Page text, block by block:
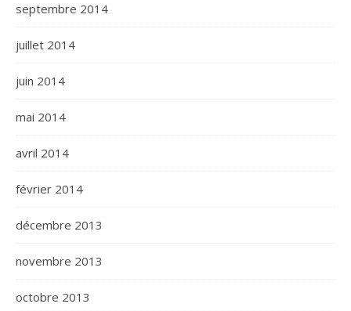
septembre 2014
juillet 2014
juin 2014
mai 2014
avril 2014
février 2014
décembre 2013
novembre 2013
octobre 2013